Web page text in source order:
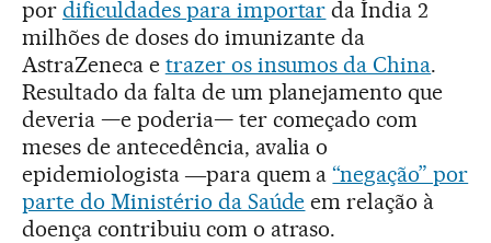
por dificuldades para importar da Índia 2
milhões de doses do imunizante da
AstraZeneca e trazer os insumos da China.
Resultado da falta de um planejamento que
deveria —e poderia— ter começado com
meses de antecedência, avalia o
epidemiologista ―para quem a“negação” por
parte do Ministério da Saúde em relação à
doença contribuiu com o atraso.